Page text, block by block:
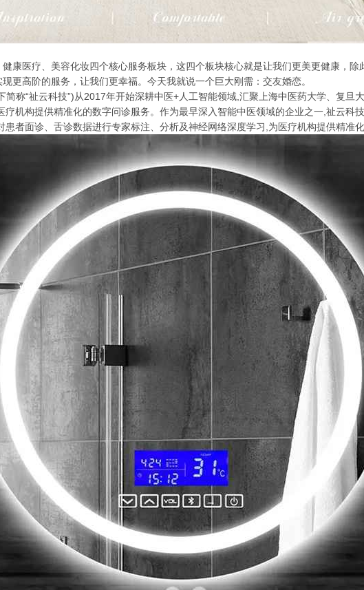
康医疗、美容化妆四个核心服务板块，这四个板块核心就是让我们更美更健康，除
更高阶的服务，让我们更幸福。今天我就说一个巨大刚需：交友婚恋。
简称“祉云科技”)从2017年开始深耕中医+人工智能领域,汇聚上海中医药大学、复旦
疗机构提供精准化的数字问诊服务。作为最早深入智能中医领域的企业之一,祉云科
者面诊、舌诊数据进行专家标注、分析及神经网络深度学习,为医疗机构提供精准化